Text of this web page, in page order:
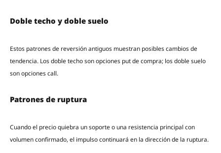
Doble techo y doble suelo
Estos patrones de reversión antiguos muestran posibles cambios de
tendencia. Los doble techo son opciones put de compra; los doble suelo
son opciones call.
Patrones de ruptura
Cuando el precio quiebra un soporte o una resistencia principal con
volumen confirmado, el impulso continuará en la dirección de la ruptura.